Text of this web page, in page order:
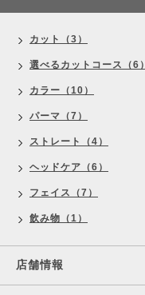
カット（3）
選べるカットコース（6）
カラー（10）
パーマ（7）
ストレート（4）
ヘッドケア（6）
フェイス（7）
飲み物（1）
店舗情報